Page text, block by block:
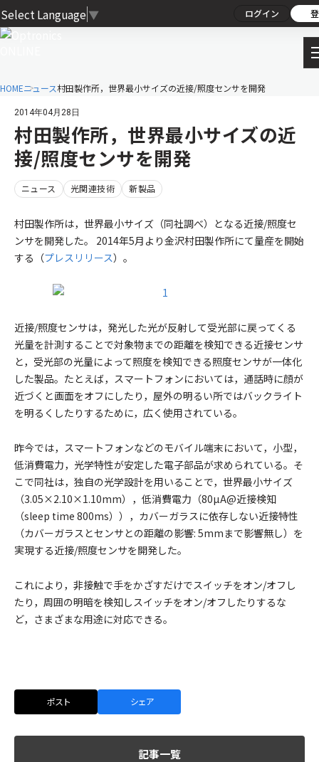
Select Language ▼ ログイン
HOMEニュース村田製作所，世界最小サイズの近接/照度センサを開発
2014年04月28日
村田製作所，世界最小サイズの近
接/照度センサを開発
ニュース 光関連技術 新製品
村田製作所は，世界最小サイズ（同社調べ）となる近接/照度セ
ンサを開発した。 2014年5月より金沢村田製作所にて量産を開始
する（プレスリリース）。
近接/照度センサは，発光した光が反射して受光部に戻ってくる
光量を計測することで対象物までの距離を検知できる近接センサ
と，受光部の光量によって照度を検知できる照度センサが一体化
した製品。たとえば，スマートフォンにおいては，通話時に顔が
近づくと画面をオフにしたり，屋外の明るい所ではバックライト
を明るくしたりするために，広く使用されている。
昨今では，スマートフォンなどのモバイル端末において，小型，
低消費電力，光学特性が安定した電子部品が求められている。そ
こで同社は，独自の光学設計を用いることで，世界最小サイズ
（3.05×2.10×1.10mm），低消費電力（80µA@近接検知
（sleep time 800ms）），カバーガラスに依存しない近接特性
（カバーガラスとセンサとの距離の影響: 5mmまで影響無し）を
実現する近接/照度センサを開発した。
これにより，非接触で手をかざすだけでスイッチをオン/オフし
たり，周囲の明暗を検知しスイッチをオン/オフしたりするな
ど，さまざまな用途に対応できる。
ポスト シェア
記事一覧